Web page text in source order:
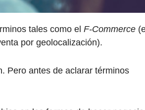
tales como el F-Commerce
por geolocalización).
Pero antes de aclarar términos